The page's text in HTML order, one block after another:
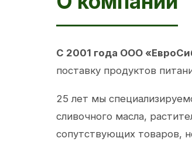
С 2001 года ООО
поставку продуктов
25 лет мы
сливочного масла,
сопутствующих товаров,